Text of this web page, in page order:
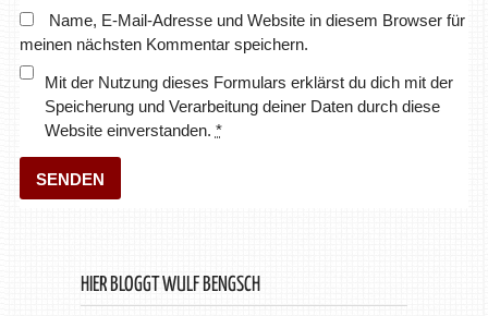
Name, E-Mail-Adresse und Website in diesem Browser für
meinen nächsten Kommentar speichern.
Mit der Nutzung dieses Formulars erklärst du dich mit der
Speicherung und Verarbeitung deiner Daten durch diese
Website einverstanden. *
HIER BLOGGT WULF BENGSCH